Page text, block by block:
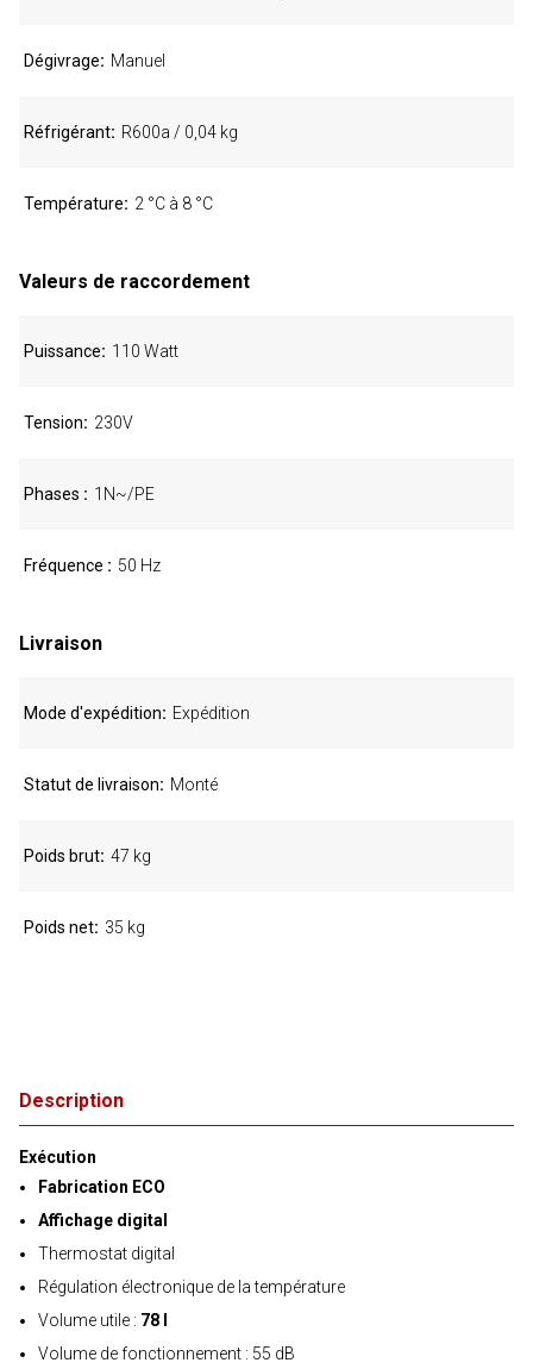
Description
Exécution
Fabrication ECO
Affichage digital
Thermostat digital
Régulation électronique de la température
Volume utile : 78 l
Volume de fonctionnement : 55 dB
Dégivrage Manuel
Réfrigérant R600a / 0,04 kg
Température 2 °C à 8 °C
Valeurs de raccordement
Puissance 110 Watt
Tension 230V
Phases 1N~/PE
Fréquence 50 Hz
Livraison
Mode d'expédition Expédition
Statut de livraison Monté
Poids brut 47 kg
Poids net 35 kg